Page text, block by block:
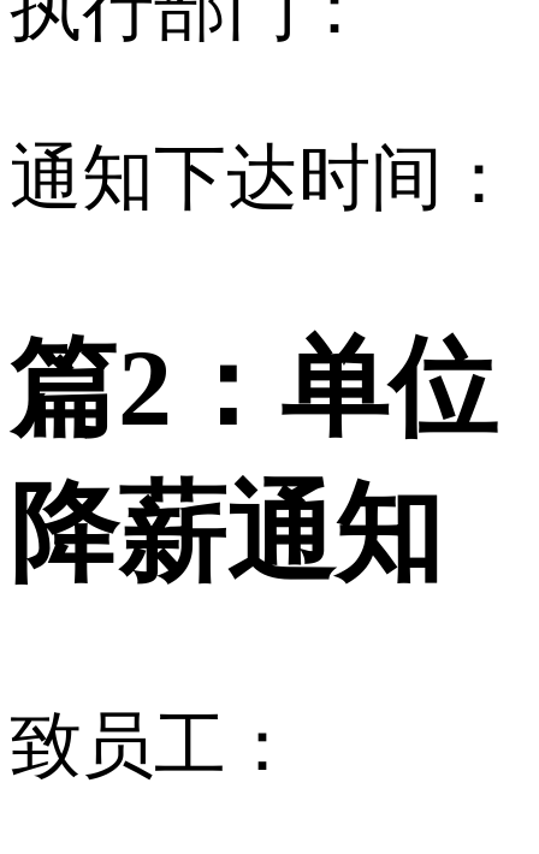
通知下达时间：
篇2：单位
降薪通知
致员工：